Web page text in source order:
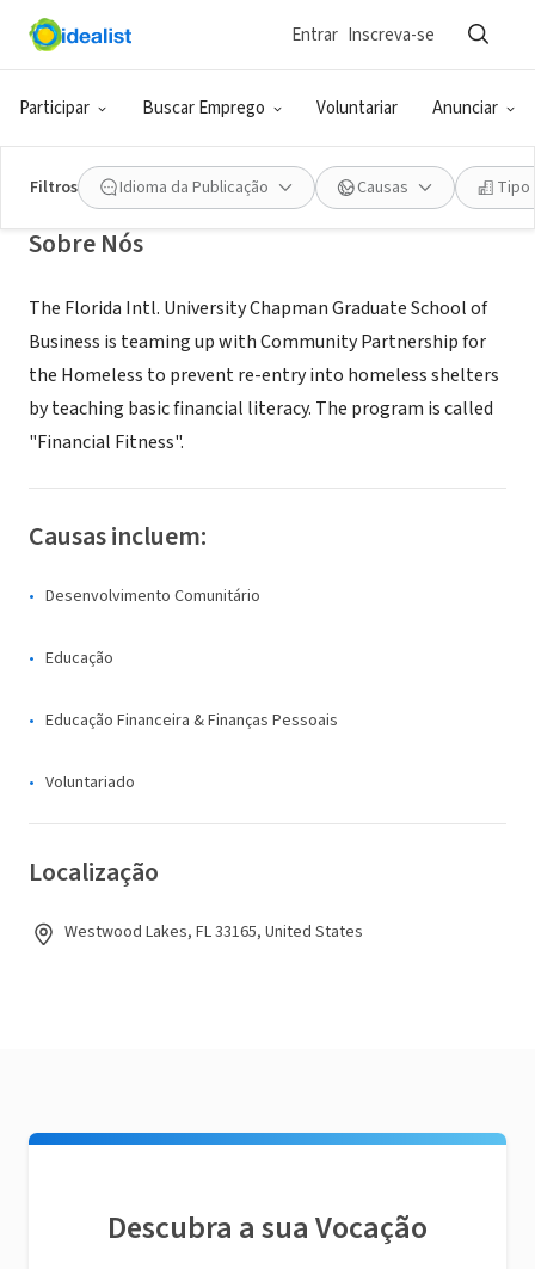
Participar Buscar Emprego Voluntariar Anunciar
Entrar Inscreva-se
Filtros Idioma da Publicação Causas Tipo
ONG (SETOR SOCIAL)
Financial Fitness
Sobre Nós
The Florida Intl. University Chapman Graduate School of
Business is teaming up with Community Partnership for
the Homeless to prevent re-entry into homeless shelters
by teaching basic financial literacy. The program is called
"Financial Fitness".
Causas incluem:
Desenvolvimento Comunitário
Educação
Educação Financeira & Finanças Pessoais
Voluntariado
Localização
Westwood Lakes, FL 33165, United States
Descubra a sua Vocação